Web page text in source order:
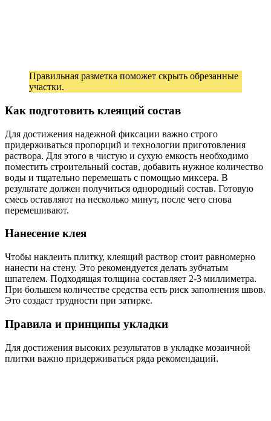
Правильная разметка поможет скрыть обрезанные
участки.
Как подготовить клеящий состав
Для достижения надежной фиксации важно строго
придерживаться пропорций и технологии приготовления
раствора. Для этого в чистую и сухую емкость необходимо
поместить строительный состав, добавить нужное количество
воды и тщательно перемешать с помощью миксера. В
результате должен получиться однородный состав. Готовую
смесь оставляют на несколько минут, после чего снова
перемешивают.
Нанесение клея
Чтобы наклеить плитку, клеящий раствор стоит равномерно
нанести на стену. Это рекомендуется делать зубчатым
шпателем. Подходящая толщина составляет 2-3 миллиметра.
При большем количестве средства есть риск заполнения швов.
Это создаст трудности при затирке.
Правила и принципы укладки
Для достижения высоких результатов в укладке мозаичной
плитки важно придерживаться ряда рекомендаций.